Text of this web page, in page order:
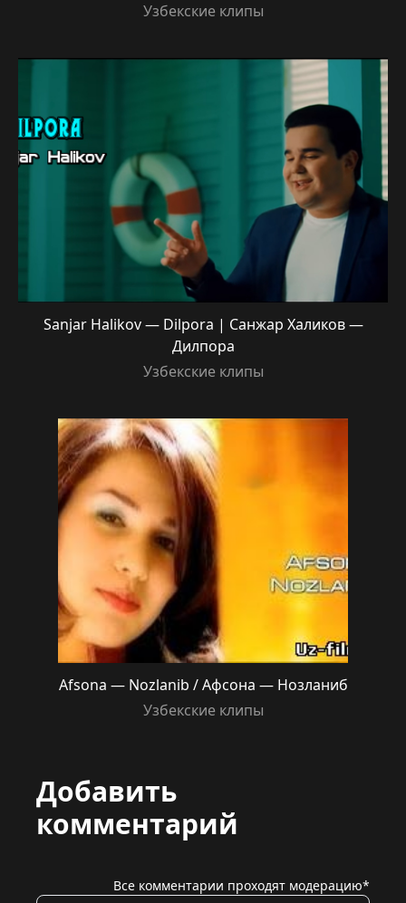
Узбекские клипы
Sanjar Halikov — Dilpora | Санжар Халиков —
Дилпора
Узбекские клипы
Afsona — Nozlanib / Афсона — Нозланиб
Узбекские клипы
Добавить
комментарий
Все комментарии проходят модерацию*